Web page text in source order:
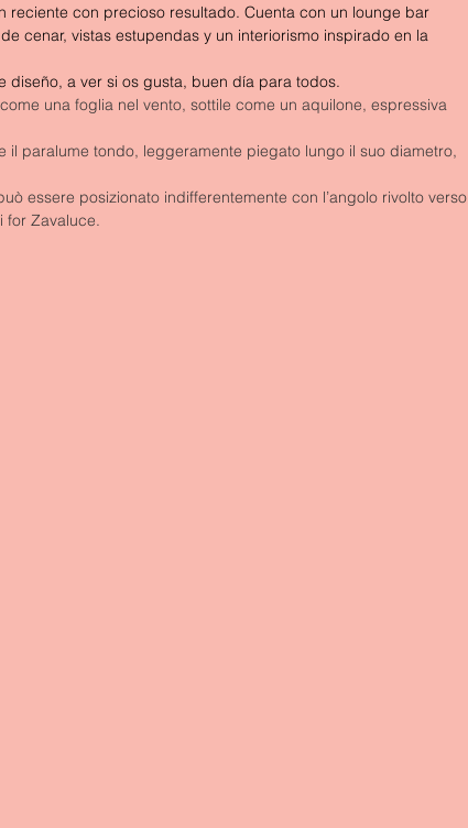
con precioso resultado. Cuenta con un lounge bar
cenar, vistas estupendas y un interiorismo inspirado en la
diseño, a ver si os gusta, buen día para todos.
una foglia nel vento, sottile come un aquilone, espressiva
paralume tondo, leggeramente piegato lungo il suo diametro,
essere posizionato indifferentemente con l’angolo rivolto verso
for Zavaluce.